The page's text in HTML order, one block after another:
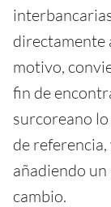
directamente
motivo,
fin de
surcoreano
de
añadiendo
cambio.